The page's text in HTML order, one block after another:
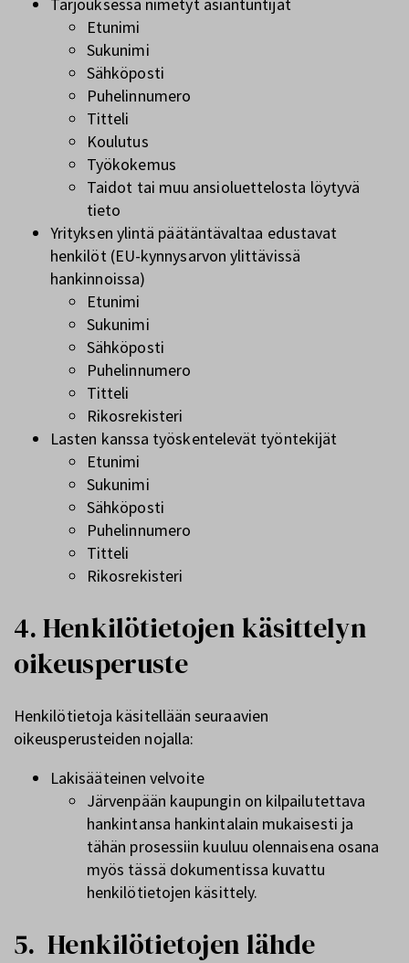
Etunimi
Sukunimi
Sähköposti
Puhelinnumero
Titteli
Koulutus
Työkokemus
Taidot tai muu ansioluettelosta löytyvä
tieto
Yrityksen ylintä päätäntävaltaa edustavat
henkilöt (EU-kynnysarvon ylittävissä
hankinnoissa)
Etunimi
Sukunimi
Sähköposti
Puhelinnumero
Titteli
Rikosrekisteri
Lasten kanssa työskentelevät työntekijät
Etunimi
Sukunimi
Sähköposti
Puhelinnumero
Titteli
Rikosrekisteri
4. Henkilötietojen käsittelyn
oikeusperuste
Henkilötietoja käsitellään seuraavien
oikeusperusteiden nojalla:
Lakisääteinen velvoite
Järvenpään kaupungin on kilpailutettava
hankintansa hankintalain mukaisesti ja
tähän prosessiin kuuluu olennaisena osana
myös tässä dokumentissa kuvattu
henkilötietojen käsittely.
5. Henkilötietojen lähde